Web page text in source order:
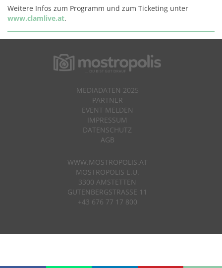
Weitere Infos zum Programm und zum Ticketing unter
www.clamlive.at.
MEDIADATEN 2025
PARTNER
EVENT MELDEN
IMPRESSUM
DATENSCHUTZ
AGB
WWW.MOSTROPOLIS.AT
MOSTROPOLIS E.U.
3300 AMSTETTEN
GUTENBERGSTRASSE 11
+43 676 77 17 800